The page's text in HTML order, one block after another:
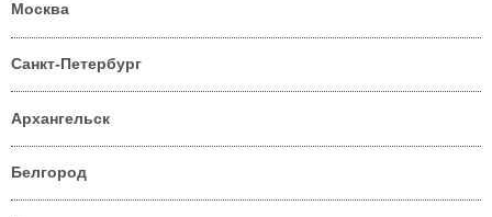
Москва
Санкт-Петербург
Архангельск
Белгород